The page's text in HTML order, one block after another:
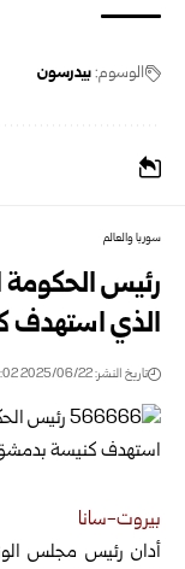
الوسوم:بيدرسون
سوريا والعالم
رئيس الحكومة
الذي
تاريخ النشر: 2025/06/22 9:02 مساءً
بيروت-سانا
أدان رئيس مجلس